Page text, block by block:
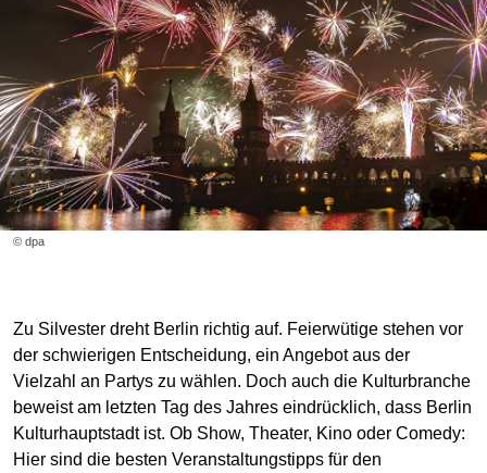
© dpa
Zu Silvester dreht Berlin richtig auf. Feierwütige stehen vor
der schwierigen Entscheidung, ein Angebot aus der
Vielzahl an Partys zu wählen. Doch auch die Kulturbranche
beweist am letzten Tag des Jahres eindrücklich, dass Berlin
Kulturhauptstadt ist. Ob Show, Theater, Kino oder Comedy:
Hier sind die besten Veranstaltungstipps für den